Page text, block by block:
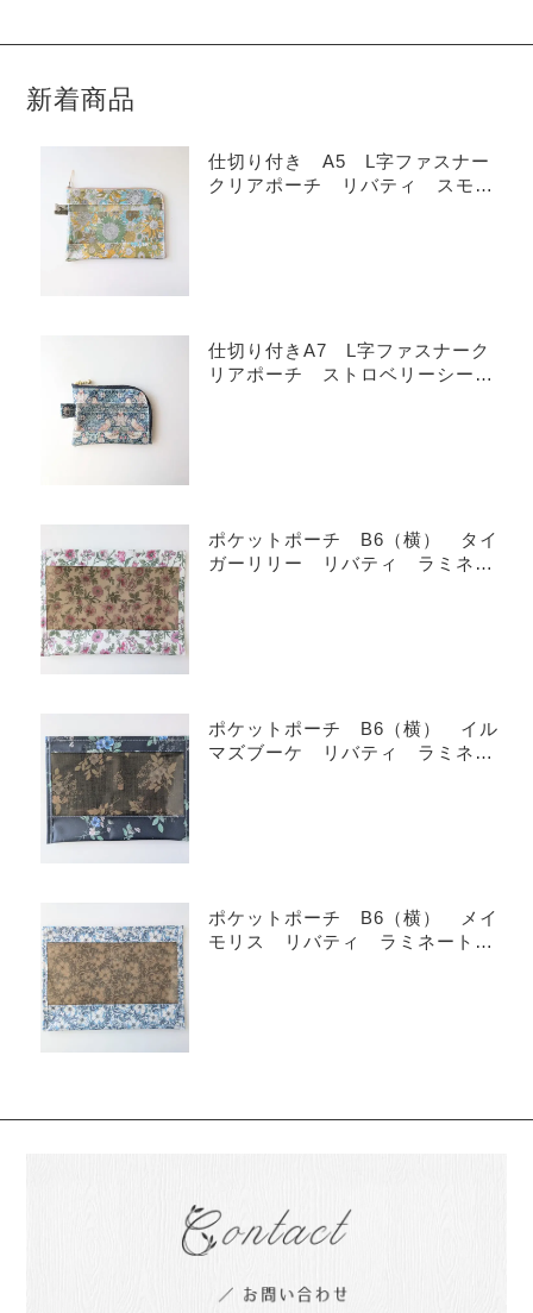
新着商品
仕切り付き A5 L字ファスナー
クリアポーチ リバティ スモー
仕切り付きA7 L字ファスナーク
リアポーチ ストロベリーシー
ポケットポーチ B6（横） タイ
ガーリリー リバティ ラミネー
ポケットポーチ B6（横） イル
マズブーケ リバティ ラミネー
ポケットポーチ B6（横） メイ
モリス リバティ ラミネート